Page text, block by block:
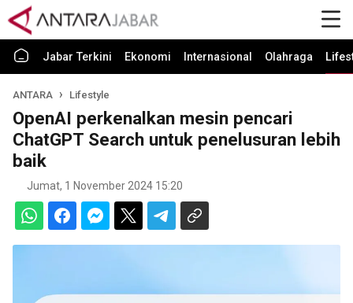
Jabar Terkini Ekonomi Internasional Olahraga
ANTARA Lifestyle
OpenAI perkenalkan mesin pencari
ChatGPT Search untuk penelusuran lebih
baik
Jumat, 1 November 2024 15:20